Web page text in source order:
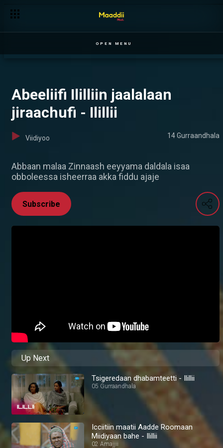
OPEN MENU
Abeeliifi Ililliin jaalalaan
jiraachufi - Ilillii
Viidiyoo 14 Gurraandhala
Abbaan malaa Zinnaash eeyyama daldala isaa
obboleessa isheerraa akka fiddu ajaje
Subscribe
Up Next
Tsigeredaan dhabamteetti - Ilillii
05 Gurraandhala
Icciitiin maatii Aadde Roomaan
Miidiyaan bahe - Ilillii
02 Amajjii